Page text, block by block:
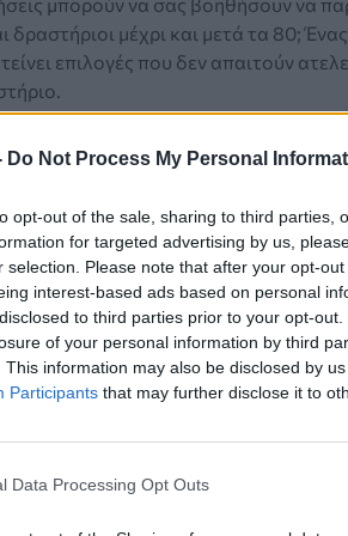
Do Not Process My Personal
opt-out of the sale, sharing to third parties,
for targeted advertising by us,
selection. Please note that after your opt-
interest-based ads based on personal
to third parties prior to your opt-
of your personal information by third
This information may also be disclosed by
Participants that may further disclose it to
Data Processing Opt Outs
δραστήριοι μέχρι και μετά τα 80;
επιλογές που δεν απαιτούν
ΕΞΥΠΝΑ
ασκήσεις από personal
ενέργεια μετά τα 50 – Θα
τις σκάλες χωρίς κόπο
δύναμη και ενέργεια μετά τα
και την καθημερινότητά σας.